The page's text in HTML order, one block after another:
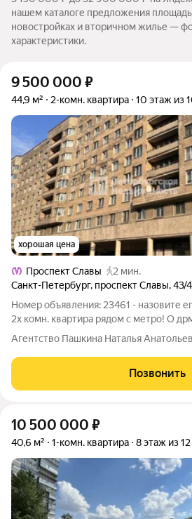
нашем каталоге предложения
новостройках и вторичном жилье —
характеристики.
9 500 000 ₽
44,9 м² 2-комн. квартира 10 этаж из
хорошая цена
Проспект Славы
2 мин.
Санкт-Петербург, проспект Славы,43/
Номер объявления: 23461 - назовите
2х комн. квартира рядом с метро! О
советской постройки 1977 г.п., очень
Достаточно умеренные
Агентство Пашкина Наталья
Позвонить
10 500 000 ₽
40,6 м² 1-комн. квартира 8 этаж из 12